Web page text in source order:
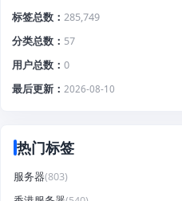
标签总数
285,749
分类总数
57
用户总数
0
最后更新
2026-08-10
热门标签
服务器(803)